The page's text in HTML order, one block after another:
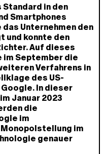
in den
Smartphones
Unternehmen den
konnte den
Auf dieses
September die
Verfahrens in
des US-
In dieser
Januar 2023
die
im
im
genauer